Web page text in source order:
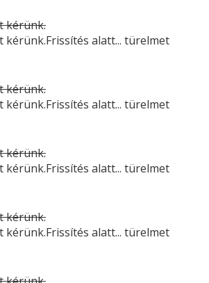
kérünk.
kérünk.Frissítés alatt... türelmet
kérünk.
kérünk.Frissítés alatt... türelmet
kérünk.
kérünk.Frissítés alatt... türelmet
kérünk.
kérünk.Frissítés alatt... türelmet